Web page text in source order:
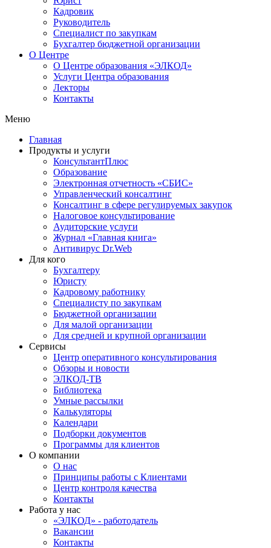
Кадровик
Руководитель
Специалист по закупкам
Бухгалтер бюджетной организации
О Центре
О Центре образования «ЭЛКОД»
Услуги Центра образования
Лекторы
Контакты
Меню
Главная
Продукты и услуги
КонсультантПлюс
Образование
Электронная отчетность «СБИС»
Управленческий консалтинг
Консалтинг в сфере регулируемых закупок
Налоговое консультирование
Аудиторские услуги
Журнал «Главная книга»
Антивирус Dr.Web
Для кого
Бухгалтеру
Юристу
Кадровому работнику
Специалисту по закупкам
Бюджетной организации
Для малой организации
Для средней и крупной организации
Сервисы
Центр оперативного консультирования
Обзоры и новости
ЭЛКОД-ТВ
Библиотека
Умные рассылки
Калькуляторы
Календари
Подборки документов
Программы для клиентов
О компании
О нас
Принципы работы с Клиентами
Центр контроля качества
Контакты
Работа у нас
«ЭЛКОД» - работодатель
Вакансии
Контакты